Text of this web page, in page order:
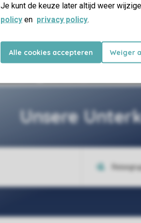
Je kunt de keuze later altijd weer
policy en privacy policy.
Alle cookies accepteren Weiger
Umwelt-
Unsere